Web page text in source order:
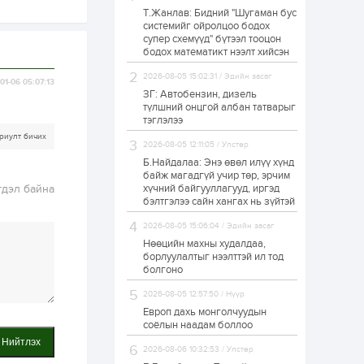
06 05:07:13
бичих
байна
Нийтлэх
Н.Номтойбаяр:
Аймгуудад
тулгамдаж буй
асуудлуудыг долоо
хоног бүр Засгийн
газрын...
1 өдөр 0
УИХ-ын дарга
С.Бямбацогт төрийг
тахих төрийн
тахилгад оролцлоо
1 өдөр 3 0
“Хотын дарга сонсож
байна” 150150 тусгай
дугаарыг
наймдугаар сарын
1 өдөр 0
руу нийтийн тээврийн
автобус 24 цагаар
үйлчилж байна
Т.Жанлав: Бидний "Шугаман бус
системийг ойролцоо бодох
супер схемүүд" бүтээл тооцон
бодох математикт нээлт хийсэн
2026-08-05 15:02:31 / Эдийн засаг
ЗГ: Автобензин, дизель
түлшний онцгой албан татварыг
тэглэлээ
2026-08-05 12:11:05 / Улстөр
Б.Найдалаа: Энэ өвөл илүү хүнд
байж магадгүй учир төр, эрчим
хүчний байгууллагууд, иргэд
бэлтгэлээ сайн хангах нь зүйтэй
2026-08-05 15:06:04 / Эдийн засаг
Нөөцийн махны худалдаа,
борлуулалтыг нээлттэй ил тод
болгоно
2026-08-05 12:57:50 / Нүүр
Европ дахь монголчуудын
соёлын наадам боллоо
2026-08-06 10:32:53 / Улстөр